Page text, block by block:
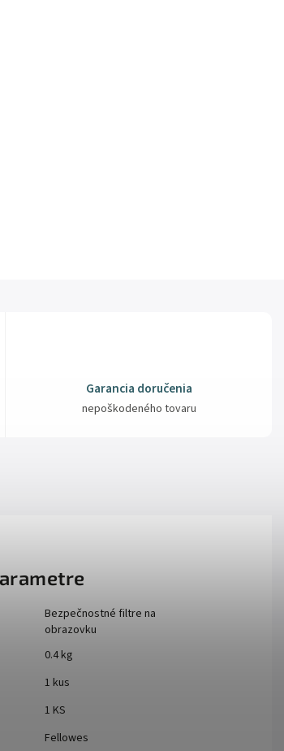
Garancia doručenia
nepoškodeného tovaru
Bezpečnostné filtre na
obrazovku
0.4 kg
1 kus
1 KS
Fellowes